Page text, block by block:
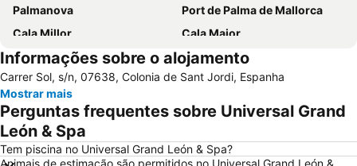
Palmanova
Port de Palma de Mallorca
Cala Millor
Cala Major
Can Pastilla
Platja de Sa Coma
Es Trenc
Cala Llombards
Santa Ponça
Cala d'Or
Polígono de Levante
Riu Centre Palace
Platja de Palma
Informações sobre o alojamento
Carrer Sol, s/n, 07638, Colonia de Sant Jordi, Espanha
Mostrar mais
Perguntas frequentes sobre Universal Grand
León & Spa
Tem piscina no Universal Grand León & Spa?